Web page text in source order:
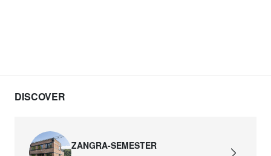
DISCOVER
ZANGRA-SEMESTER